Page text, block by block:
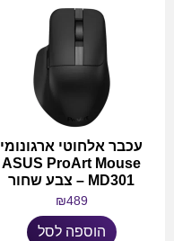
עכבר אלחוטי ארגונומי
ASUS ProArt Mouse
MD301 – צבע שחור
₪489
הוספה לסל